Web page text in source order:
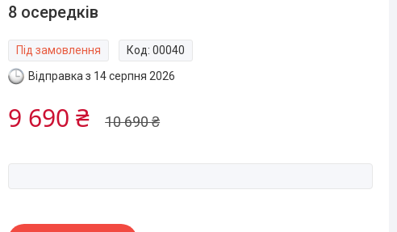
8 осередків
Під замовлення Код:00040
Відправка з 14 серпня 2026
10 690 ₴
9 690 ₴